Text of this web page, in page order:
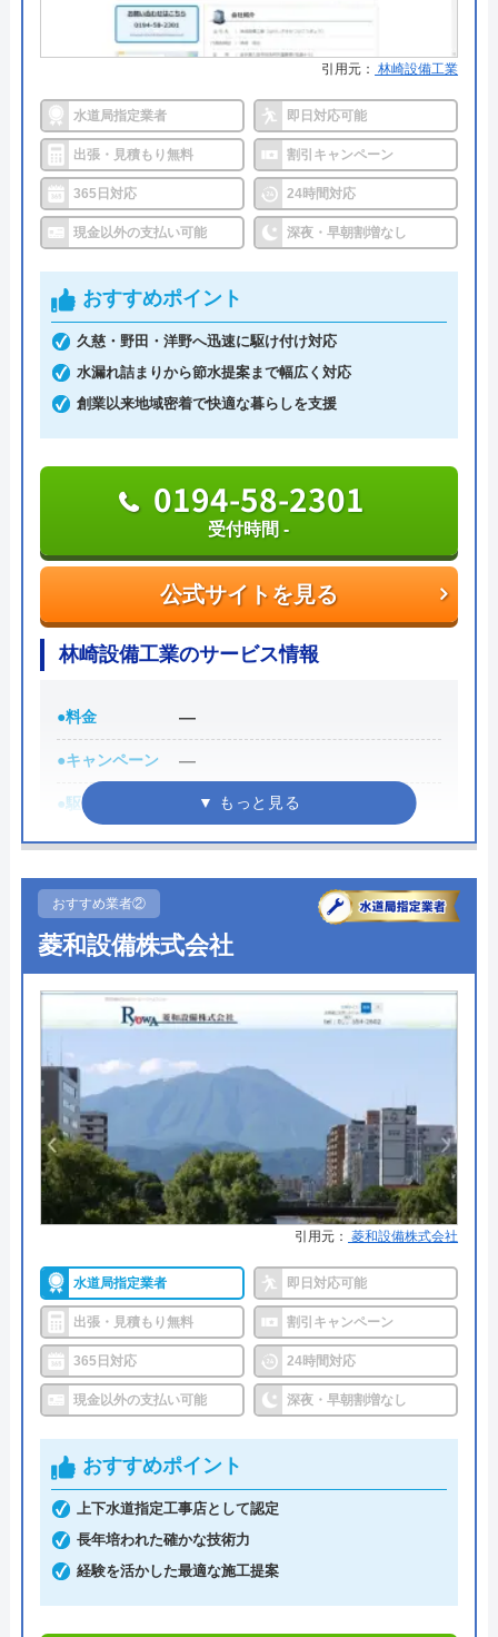
引用元： 林崎設備工業
水道局指定業者 即日対応可能
出張・見積もり無料 割引キャンペーン
365日対応 24時間対応
現金以外の支払い可能 深夜・早朝割増なし
おすすめポイント
久慈・野田・洋野へ迅速に駆け付け対応
水漏れ詰まりから節水提案まで幅広く対応
創業以来地域密着で快適な暮らしを支援
公式サイトを見る
0194-58-2301
受付時間 -
林崎設備工業のサービス情報
●料金 ―
●キャンペーン ―
●駆けつけ時間
●受付時間 ―
●定休日
●出張見積もり ―
●支払い方法 ―
●累計実績 ―
●保証・保険 ―
詳細は公式HPでご確認ください
林崎設備工業がおすすめの理由
岩手県久慈市の林崎設備工業は、水回りのトラブル
に対応している地域密着型の水道業者です。久慈
市、野田村、洋野町にお住まいの方でトイレのつま
りや水漏れなどのトラブルにお困りの方は、林崎設
備工業に相談してはいかがでしょうか。
水回りのトラブル解決以外にもリフォームや節水の
提案など快適な暮らしのお手伝いもしてもらえま
す。シャワートイレの取り付けやトイレのリフォー
ムなども対応可能なので長くお付き合いできるでし
ょう。
0194-58-2301
受付時間 -
おすすめ業者②
菱和設備株式会社
引用元： 菱和設備株式会社
水道局指定業者 即日対応可能
出張・見積もり無料 割引キャンペーン
365日対応 24時間対応
現金以外の支払い可能 深夜・早朝割増なし
おすすめポイント
上下水道指定工事店として認定
長年培われた確かな技術力
経験を活かした最適な施工提案